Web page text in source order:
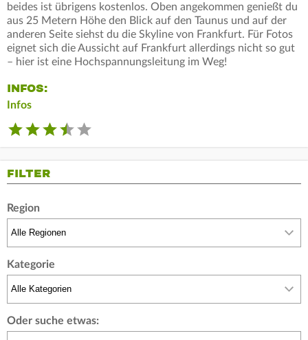
beides ist übrigens kostenlos. Oben angekommen genießt du
aus 25 Metern Höhe den Blick auf den Taunus und auf der
anderen Seite siehst du die Skyline von Frankfurt. Für Fotos
eignet sich die Aussicht auf Frankfurt allerdings nicht so gut
– hier ist eine Hochspannungsleitung im Weg!
INFOS:
Infos
FILTER
Region
Kategorie
Oder suche etwas: